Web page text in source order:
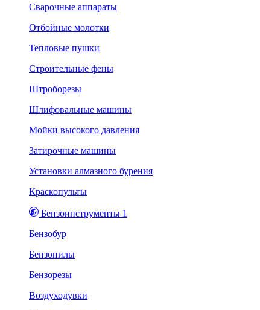
Сварочные аппараты
Отбойные молотки
Тепловые пушки
Строительные фены
Штроборезы
Шлифовальные машины
Мойки высокого давления
Затирочные машины
Установки алмазного бурения
Краскопульты
Бензоинструменты 1
Бензобур
Бензопилы
Бензорезы
Воздуходувки